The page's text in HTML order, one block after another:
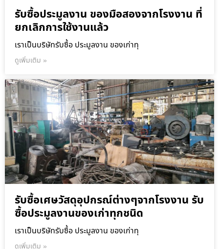
รับซื้อประมูลงาน ของมือสองจากโรงงาน ที่
ยกเลิกการใช้งานแล้ว
เราเป็นบริษัทรับซื้อ ประมูลงาน ของเก่าทุ
ดูเพิ่มเติม »
รับซื้อเศษวัสดุอุปกรณ์ต่างๆจากโรงงาน รับ
ซื้อประมูลงานของเก่าทุกชนิด
เราเป็นบริษัทรับซื้อ ประมูลงาน ของเก่าทุ
ดูเพิ่มเติม »